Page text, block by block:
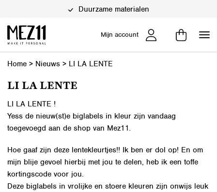
Duurzame materialen
Mijn account
Home > Nieuws > LI LA LENTE
LI LA LENTE
LI LA LENTE !
Yess de nieuw(st)e biglabels in kleur zijn vandaag
toegevoegd aan de shop van Mez11.
Hoe gaaf zijn deze lentekleurtjes!! Ik ben er dol op! En om
mijn blije gevoel hierbij met jou te delen, heb ik een toffe
kortingscode voor jou.
Deze biglabels in vrolijke en stoere kleuren zijn onwijs leuk